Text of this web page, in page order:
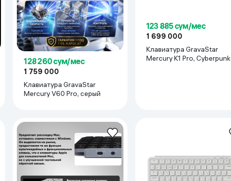
128 260 сум/мес
1 759 000
Клавиатура GravaStar
Mercury V60 Pro, серый
123 885 сум/мес
1 699 000
Клавиатура GravaStar
Mercury K1 Pro, Cyberpunk